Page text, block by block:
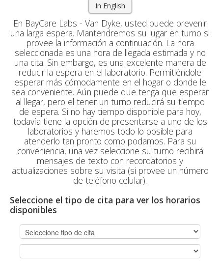
In English
En BayCare Labs - Van Dyke, usted puede prevenir
una larga espera. Mantendremos su lugar en turno si
provee la información a continuación. La hora
seleccionada es una hora de llegada estimada y no
una cita. Sin embargo, es una excelente manera de
reducir la espera en el laboratorio. Permitiéndole
esperar más cómodamente en el hogar o donde le
sea conveniente. Aún puede que tenga que esperar
al llegar, pero el tener un turno reducirá su tiempo
de espera. Si no hay tiempo disponible para hoy,
todavía tiene la opción de presentarse a uno de los
laboratorios y haremos todo lo posible para
atenderlo tan pronto como podamos. Para su
conveniencia, una vez seleccione su turno recibirá
mensajes de texto con recordatorios y
actualizaciones sobre su visita (si provee un número
de teléfono celular).
Seleccione el tipo de cita para ver los horarios
disponibles